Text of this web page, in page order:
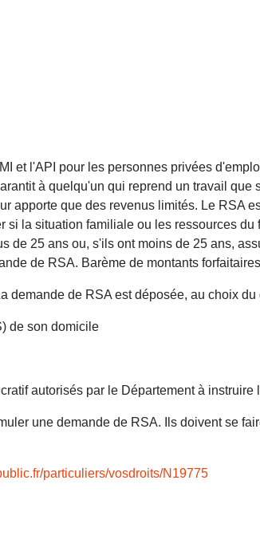
et l'API pour les personnes privées
à quelqu'un qui reprend un travail
apporte que des revenus limités. Le RSA
si la situation familiale ou les ressources
de 25 ans ou, s'ils ont moins de 25 ans,
de RSA. Barème de montants forfaitaires
demande de RSA est déposée, au choix du
de son domicile
autorisés par le Département à instruire
une demande de RSA. Ils doivent se
particuliers/vosdroits/N19775